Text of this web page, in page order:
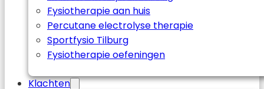
Fysiotherapie aan huis
Percutane electrolyse therapie
Sportfysio Tilburg
Fysiotherapie oefeningen
Klachten